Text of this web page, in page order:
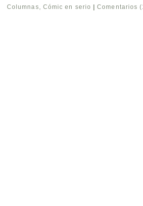
Columnas, Cómic en serio Comentarios